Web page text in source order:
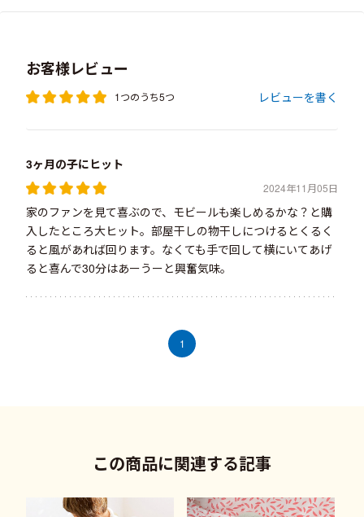
お客様レビュー
1つのうち5つ レビューを書く
3ヶ月の子にヒット
2024年11月05日
家のファンを見て喜ぶので、モビールも楽しめるかな？と購
入したところ大ヒット。部屋干しの物干しにつけるとくるく
ると風があれば回ります。なくても手で回して横にいてあげ
ると喜んで30分はあーうーと興奮気味。
1
この商品に関連する記事